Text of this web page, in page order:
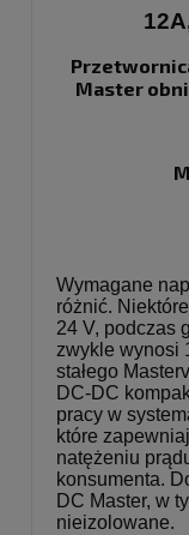
Master
Wymagane
różnić.
24 V, podczas
zwykle wynosi
stałego
DC-DC
pracy w
które
natężeniu
konsumenta.
DC Master, w
nieizolowane.